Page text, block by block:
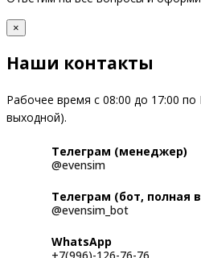
×
Наши контакты
Рабочее время с 08:00 до 17:00
выходной).
Телеграм (менеджер)
@evensim
Телеграм (бот, полная
@evensim_bot
WhatsApp